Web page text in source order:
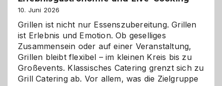
10. Juni 2026
Grillen ist nicht nur Essenszubereitung. Grillen
ist Erlebnis und Emotion. Ob geselliges
Zusammensein oder auf einer Veranstaltung,
Grillen bleibt flexibel – im kleinen Kreis bis zu
Großevents. Klassisches Catering grenzt sich zu
Grill Catering ab. Vor allem, was die Zielgruppe